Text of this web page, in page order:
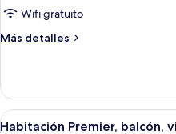
2
habitaciones,
Wifi gratuito
Más detalles
Más
2
habitaciones,
habitaciones
Abrir
14
Habitación Premier, balcón,